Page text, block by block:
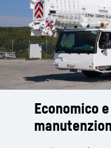
Economico